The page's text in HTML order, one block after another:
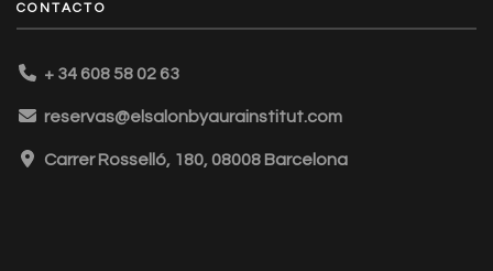
CONTACTO
+ 34 608 58 02 63
reservas@elsalonbyaurainstitut.com
Carrer Rosselló, 180, 08008 Barcelona